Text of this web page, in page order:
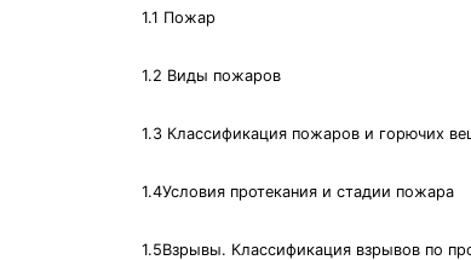
1.1 Пожар
1.2 Виды пожаров
1.3 Классификация пожаров и горючих
1.4Условия протекания и стадии пожара
1.5Взрывы. Классификация взрывов по